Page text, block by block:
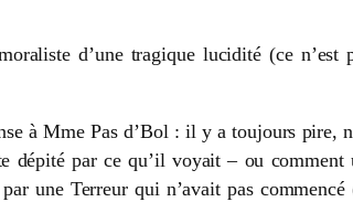
d’une tragique lucidité (ce
à Mme Pas d’Bol : il y a toujours pire,
dépité par ce qu’il voyait – ou
une Terreur qui n’avait pas